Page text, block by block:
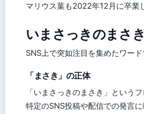
マリウス葉も2022年12月に卒業
いまさっきのまさ
SNS上で突如注目を集めたワー
「まさき」の正体
「いまさっきのまさき」というフ
特定のSNS投稿や配信での発言